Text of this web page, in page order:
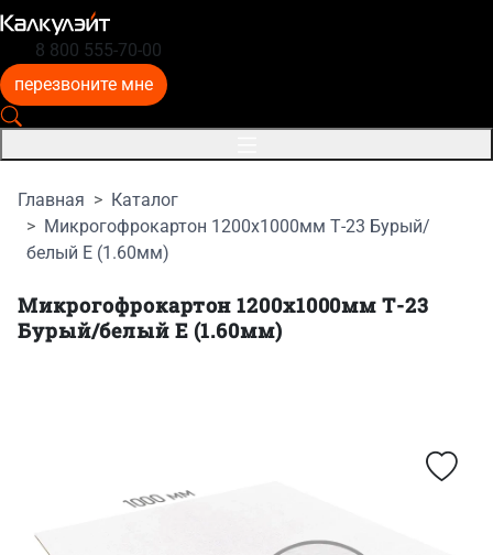
8 800 555-70-00
перезвоните мне
Главная
Каталог
Микрогофрокартон 1200x1000мм Т-23 Бурый/
белый E (1.60мм)
Микрогофрокартон 1200x1000мм Т-23
Бурый/белый E (1.60мм)